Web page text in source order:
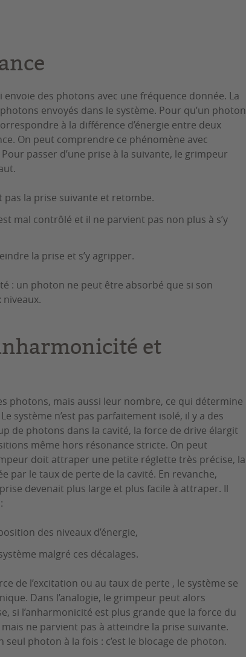
des photons avec une fréquence donnée. La
envoyés dans le système. Pour qu’un photon
à la différence d’énergie entre deux
On peut comprendre ce phénomène avec
passer d’une prise à la suivante, le grimpeur
pas la prise suivante et retombe.
mal contrôlé et il ne parvient pas non plus à s’y
la prise et s’y agripper.
: un photon ne peut être absorbé que si son
et
photons, mais aussi leur nombre, ce qui détermine
système n’est pas parfaitement isolé, il y a des
de photons dans la cavité, la force de drive élargit
même hors résonance stricte. On peut
doit attraper une petite réglette très précise, la
le taux de perte de la cavité. En revanche,
devenait plus large et plus facile à attraper. Il
des niveaux d’énergie,
malgré ces décalages.
de l’excitation ou au taux de perte , le système se
Dans l’analogie, le grimpeur peut alors
si l’anharmonicité est plus grande que la force du
ne parvient pas à atteindre la prise suivante.
seul photon à la fois : c’est le blocage de photon.